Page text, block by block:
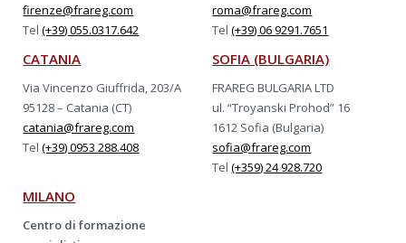
firenze@frareg.com
Tel(+39) 055.0317.642
roma@frareg.com
Tel(+39) 06 9291.7651
CATANIA
Via Vincenzo Giuffrida, 203/A
95128 – Catania (CT)
catania@frareg.com
Tel(+39) 0953 288.408
SOFIA (BULGARIA)
FRAREG BULGARIA LTD
ul. “Troyanski Prohod” 16
1612 Sofia (Bulgaria)
sofia@frareg.com
Tel(+359) 24 928.720
MILANO
Centro di formazione